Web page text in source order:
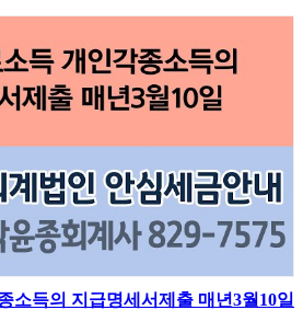
소득의 지급명세서제출 매년3월10일